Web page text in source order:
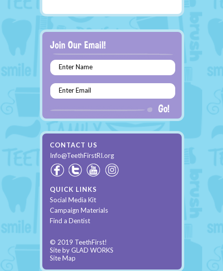
Enter Name
Enter Email
CONTACT US
Info@TeethFirstRI.org
QUICK LINKS
Social Media Kit
Campaign Materials
Find a Dentist
© 2019 TeethFirst!
Site by GLAD WORKS
Site Map